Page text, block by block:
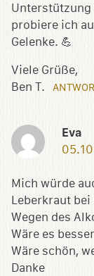
Unterstützung
probiere ich
Gelenke. 💪
Viele Grüße,
Ben T.
Eva
Mich würde
Leberkraut
Wegen des
Wäre es
Wäre schön,
Danke